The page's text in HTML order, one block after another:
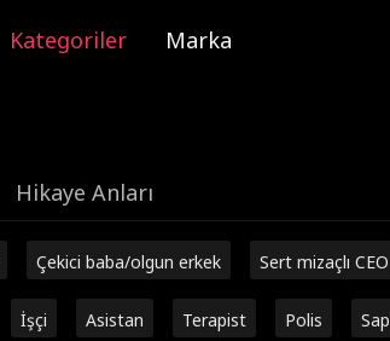
Kategoriler Marka
Hikaye Anları
Çekici baba/olgun erkek Sert mizaçlı CEO
İşçi Asistan Terapist Polis